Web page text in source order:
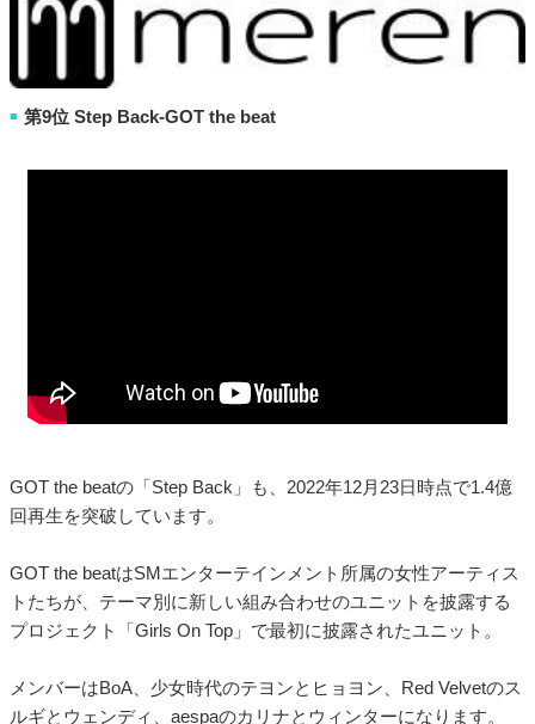
■ 第9位 Step Back-GOT the beat
GOT the beatの「Step Back」も、2022年12月23日時点で1.4億
回再生を突破しています。
GOT the beatはSMエンターテインメント所属の女性アーティス
トたちが、テーマ別に新しい組み合わせのユニットを披露する
プロジェクト「Girls On Top」で最初に披露されたユニット。
メンバーはBoA、少女時代のテヨンとヒョヨン、Red Velvetのス
ルギとウェンディ、aespaのカリナとウィンターになります。